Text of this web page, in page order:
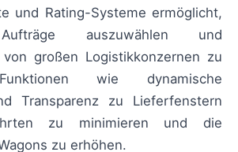
und Rating-Systeme ermöglicht,
auszuwählen und
von großen Logistikkonzernen zu
wie dynamische
Transparenz zu Lieferfenstern
zu minimieren und die
zu erhöhen.